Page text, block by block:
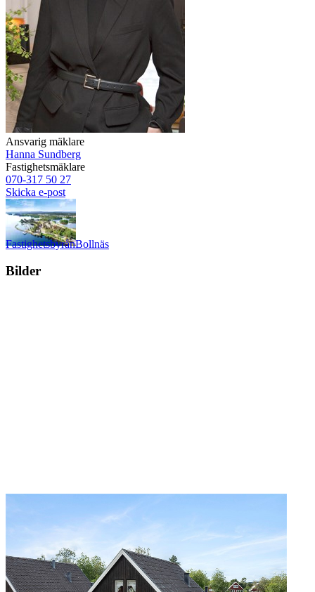
Ansvarig mäklare
Hanna Sundberg
Fastighetsmäklare
070-317 50 27
Skicka e-post
FastighetsbyrånBollnäs
Bilder